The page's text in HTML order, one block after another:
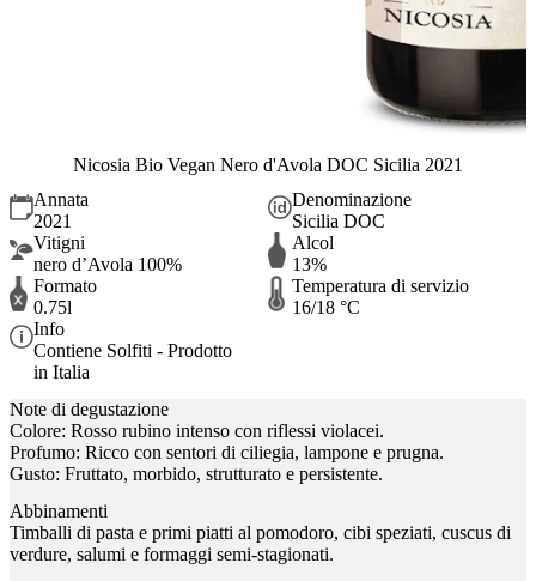
Nicosia Bio Vegan Nero d'Avola DOC Sicilia 2021
Annata
2021
Denominazione
Sicilia DOC
Vitigni
nero d’Avola 100%
Alcol
13%
Formato
0.75l
Temperatura di servizio
16/18 °C
Info
Contiene Solfiti - Prodotto
in Italia
Note di degustazione
Colore: Rosso rubino intenso con riflessi violacei.
Profumo: Ricco con sentori di ciliegia, lampone e prugna.
Gusto: Fruttato, morbido, strutturato e persistente.
Abbinamenti
Timballi di pasta e primi piatti al pomodoro, cibi speziati, cuscus di
verdure, salumi e formaggi semi-stagionati.